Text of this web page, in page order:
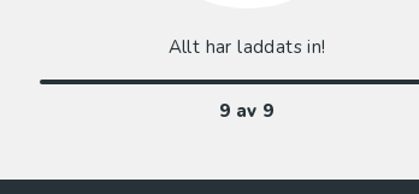
Allt har laddats in!
9 av 9